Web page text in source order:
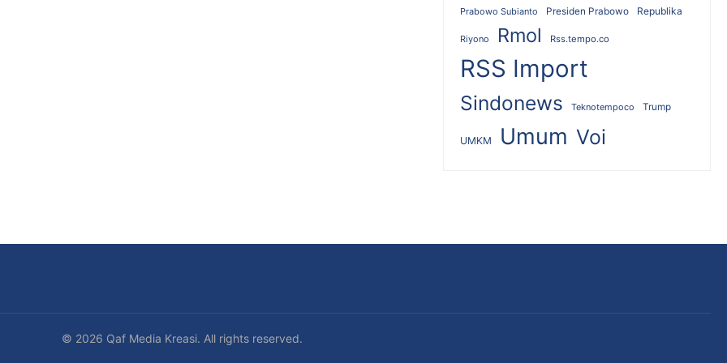
Prabowo Subianto Presiden Prabowo Republika
Riyono Rmol Rss.tempo.co
RSS Import
Sindonews Teknotempoco Trump
UMKM Umum Voi
© 2026 Qaf Media Kreasi. All rights reserved.